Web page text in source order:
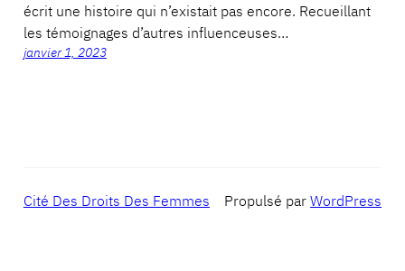
écrit une histoire qui n’existait pas encore. Recueillant
les témoignages d’autres influenceuses…
janvier 1, 2023
Cité Des Droits Des Femmes Propulsé parWordPress